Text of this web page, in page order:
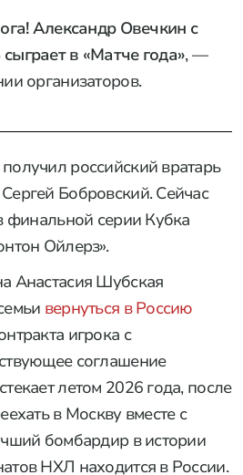
Александр Овечкин с
в «Матче года», —
организаторов.
российский вратарь
Бобровский. Сейчас
финальной серии Кубка
Ойлерз».
Анастасия Шубская
вернуться в Россию
игрока с
соглашение
летом 2026 года, после
в Москву вместе с
бомбардир в истории
НХЛ находится в России.